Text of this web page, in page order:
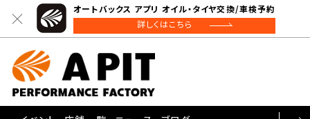
オートバックス アプリ オイル・タイヤ交換/車検予約
詳しくはこちら